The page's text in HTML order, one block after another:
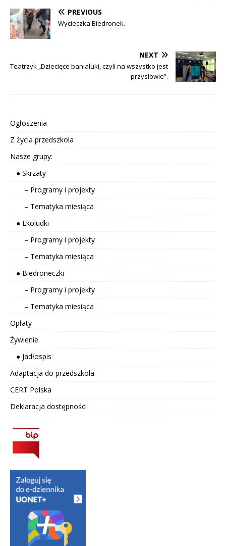
PREVIOUS
Wycieczka Biedronek.
NEXT
Teatrzyk „Dziecięce banialuki, czyli na wszystko jest
przysłowie”.
Ogłoszenia
Z życia przedszkola
Nasze grupy:
● Skrzaty
– Programy i projekty
– Tematyka miesiąca
● Ekoludki
– Programy i projekty
– Tematyka miesiąca
● Biedroneczki
– Programy i projekty
– Tematyka miesiąca
Opłaty
Żywienie
● Jadłospis
Adaptacja do przedszkola
CERT Polska
Deklaracja dostępności